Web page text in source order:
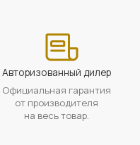
Авторизованный дилер
Официальная гарантия
от производителя
на весь товар.